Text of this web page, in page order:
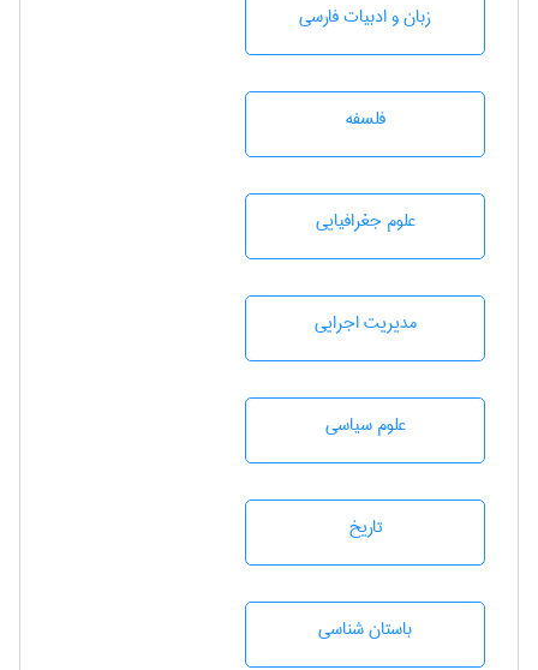
زبان و ادبيات فارسی
فلسفه
علوم جغرافيايی
مديريت اجرايی
علوم سياسی
تاريخ
باستان شناسی